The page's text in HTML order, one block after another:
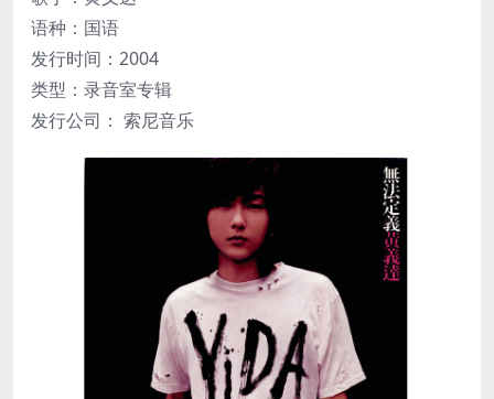
语种：国语
发行时间：2004
类型：录音室专辑
发行公司： 索尼音乐